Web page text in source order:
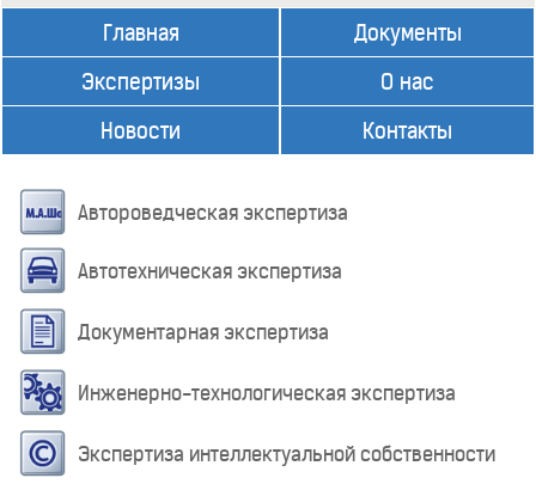
Главная
Экспертизы
Новости
Документы
О нас
Контакты
Автороведческая экспертиза
Автотехническая экспертиза
Документарная экспертиза
Инженерно-технологическая экспертиза
Экспертиза интеллектуальной собственности